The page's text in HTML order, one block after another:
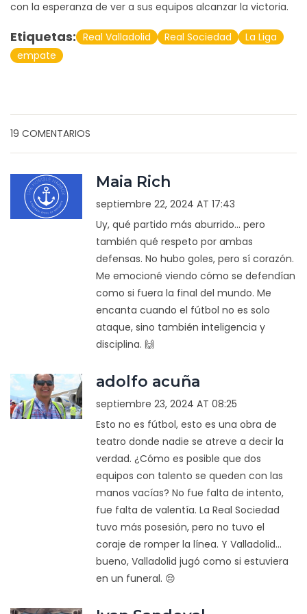
con la esperanza de ver a sus equipos alcanzar la victoria.
Etiquetas: Real Valladolid Real Sociedad
La Liga
empate
19 COMENTARIOS
Maia Rich
septiembre 22, 2024 AT 17:43
Uy, qué partido más aburrido... pero
también qué respeto por ambas
defensas. No hubo goles, pero sí corazón.
Me emocioné viendo cómo se defendían
como si fuera la final del mundo. Me
encanta cuando el fútbol no es solo
ataque, sino también inteligencia y
disciplina. 🙌
adolfo acuña
septiembre 23, 2024 AT 08:25
Esto no es fútbol, esto es una obra de
teatro donde nadie se atreve a decir la
verdad. ¿Cómo es posible que dos
equipos con talento se queden con las
manos vacías? No fue falta de intento,
fue falta de valentía. La Real Sociedad
tuvo más posesión, pero no tuvo el
coraje de romper la línea. Y Valladolid...
bueno, Valladolid jugó como si estuviera
en un funeral. 😔